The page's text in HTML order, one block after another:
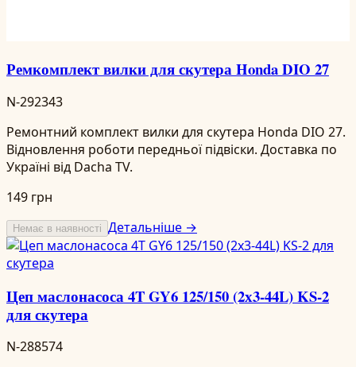
Ремкомплект вилки для скутера Honda DIO 27
N-292343
Ремонтний комплект вилки для скутера Honda DIO 27.
Відновлення роботи передньої підвіски. Доставка по
Україні від Dacha TV.
149 грн
Немає в наявності Детальніше →
Цеп маслонасоса 4T GY6 125/150 (2х3-44L) KS-2
для скутера
N-288574